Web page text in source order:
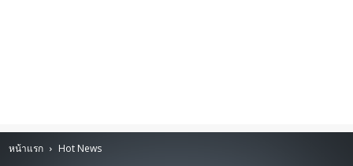
หน้าแรก Hot News